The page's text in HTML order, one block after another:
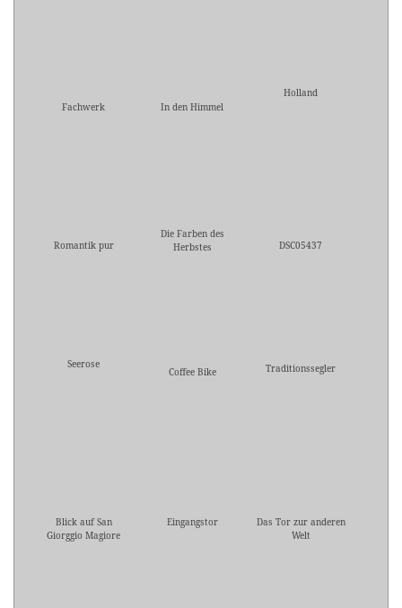
Fachwerk In den Himmel
Holland
Romantik pur
Die Farben des
Herbstes
DSC05437
Seerose
Coffee Bike Traditionssegler
Blick auf San
Giorggio Magiore
Eingangstor
Das Tor zur anderen
Welt